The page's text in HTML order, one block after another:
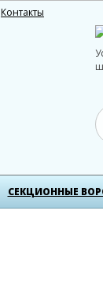
Контакты
СЕКЦИОННЫЕ